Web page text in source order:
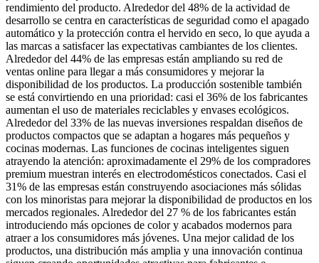
rendimiento del producto. Alrededor del 48% de la actividad de
desarrollo se centra en características de seguridad como el apagado
automático y la protección contra el hervido en seco, lo que ayuda a
las marcas a satisfacer las expectativas cambiantes de los clientes.
Alrededor del 44% de las empresas están ampliando su red de
ventas online para llegar a más consumidores y mejorar la
disponibilidad de los productos. La producción sostenible también
se está convirtiendo en una prioridad: casi el 36% de los fabricantes
aumentan el uso de materiales reciclables y envases ecológicos.
Alrededor del 33% de las nuevas inversiones respaldan diseños de
productos compactos que se adaptan a hogares más pequeños y
cocinas modernas. Las funciones de cocinas inteligentes siguen
atrayendo la atención: aproximadamente el 29% de los compradores
premium muestran interés en electrodomésticos conectados. Casi el
31% de las empresas están construyendo asociaciones más sólidas
con los minoristas para mejorar la disponibilidad de productos en los
mercados regionales. Alrededor del 27 % de los fabricantes están
introduciendo más opciones de color y acabados modernos para
atraer a los consumidores más jóvenes. Una mejor calidad de los
productos, una distribución más amplia y una innovación continua